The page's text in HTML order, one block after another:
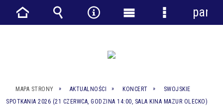
MAPA STRONY AKTUALNOŚCI KONCERT
SWOJSKIE
SPOTKANIA 2026 (21 CZERWCA, GODZINA 14:00, SALA KINA MAZUR OLECKO)
StronaWyszukiwarka
Narzędzia
Menu Menu
panel